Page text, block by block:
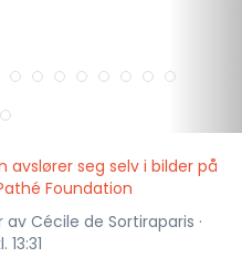
avslører seg selv i bilder på
Foundation
av Cécile de Sortiraparis ·